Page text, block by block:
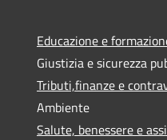
Educazione e
Giustizia e sicurezza
Tributi,finanze e
Ambiente
Salute, benessere e